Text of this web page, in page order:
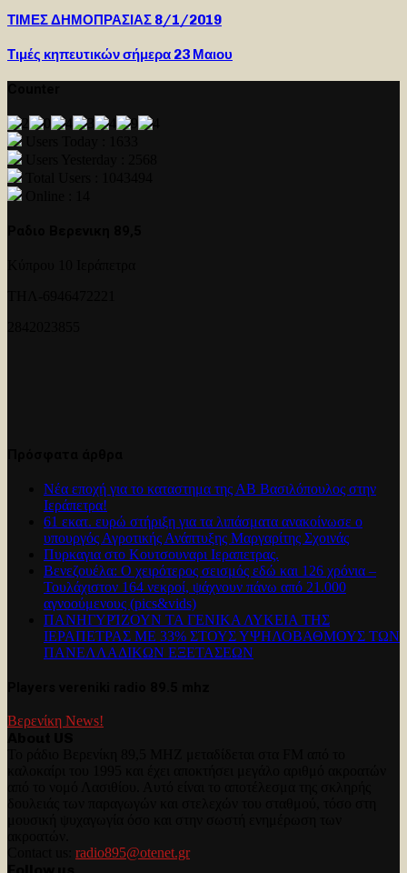
ΤΙΜΕΣ ΔΗΜΟΠΡΑΣΙΑΣ 8/1/2019
Τιμές κηπευτικών σήμερα 23 Μαιου
Νέα εποχή για το καταστημα της ΑΒ Βασιλόπουλος στην
Ιεράπετρα!
61 εκατ. ευρώ στήριξη για τα λιπάσματα ανακοίνωσε ο
υπουργός Αγροτικής Ανάπτυξης Μαργαρίτης Σχοινάς
Πυρκαγια στο Κουτσουναρι Ιεραπετρας.
Βενεζουέλα: Ο χειρότερος σεισμός εδώ και 126 χρόνια –
Τουλάχιστον 164 νεκροί, ψάχνουν πάνω από 21.000
αγνοούμενους (pics&vids)
ΠΑΝΗΓΥΡΊΖΟΥΝ ΤΑ ΓΕΝΙΚΑ ΛΥΚΕΙΑ ΤΗΣ
ΙΕΡΑΠΕΤΡΑΣ ΜΕ 33% ΣΤΟΥΣ ΥΨΗΛΟΒΑΘΜΟΥΣ ΤΩΝ
ΠΑΝΕΛΛΑΔΙΚΩΝ ΕΞΕΤΑΣΕΩΝ
Βερενίκη News!
radio895@otenet.gr